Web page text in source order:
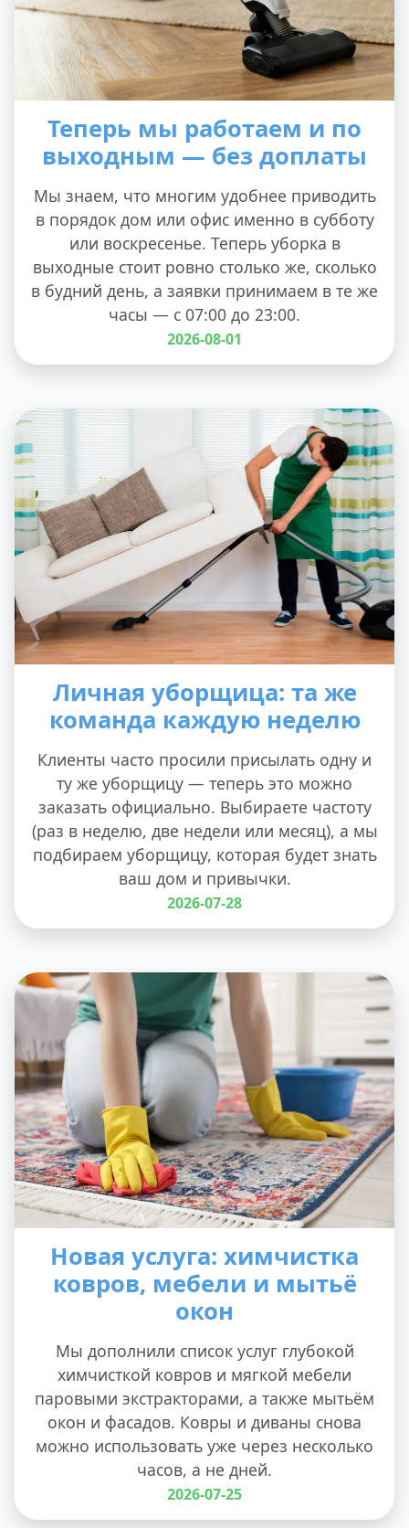
Теперь мы работаем и по
выходным — без доплаты
Мы знаем, что многим удобнее приводить
в порядок дом или офис именно в субботу
или воскресенье. Теперь уборка в
выходные стоит ровно столько же, сколько
в будний день, а заявки принимаем в те же
часы — с 07:00 до 23:00.
2026-08-01
Личная уборщица: та же
команда каждую неделю
Клиенты часто просили присылать одну и
ту же уборщицу — теперь это можно
заказать официально. Выбираете частоту
(раз в неделю, две недели или месяц), а мы
подбираем уборщицу, которая будет знать
ваш дом и привычки.
2026-07-28
Новая услуга: химчистка
ковров, мебели и мытьё
окон
Мы дополнили список услуг глубокой
химчисткой ковров и мягкой мебели
паровыми экстракторами, а также мытьём
окон и фасадов. Ковры и диваны снова
можно использовать уже через несколько
часов, а не дней.
2026-07-25